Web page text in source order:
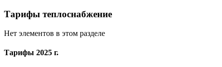
Тарифы теплоснабжение
Нет элементов в этом разделе
Тарифы 2025 г.